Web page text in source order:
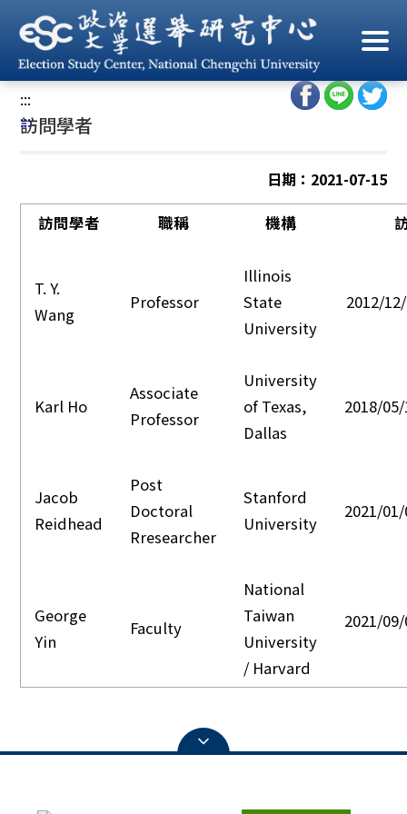
到
主
要
內
容
首頁/ 中心人員/ 訪問學者
:::
:::
訪問學者
日期：2021-07-15
訪問學者 職稱 機構
T. Y.
Wang
Professor
Illinois
State
University
2012/
Karl Ho
Associate
Professor
University
of Texas,
Dallas
2018/
Jacob
Reidhead
Post
Doctoral
Rresearcher
Stanford
University
2021/
George
Yin
Faculty
National
Taiwan
University
/ Harvard
2021/